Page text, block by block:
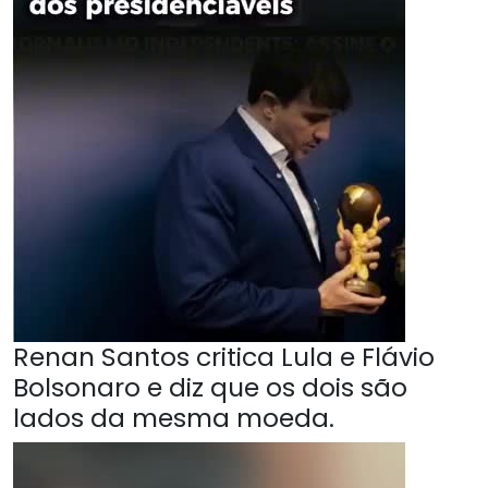
Renan Santos critica Lula e Flávio
Bolsonaro e diz que os dois são
lados da mesma moeda.